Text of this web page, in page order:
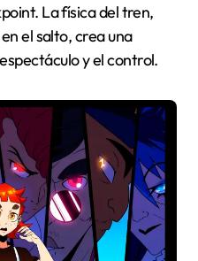
La física del tren,
el salto, crea una
y el control.